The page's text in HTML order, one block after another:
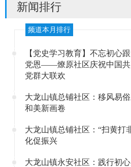
新闻排行
频道本月排行
【党史学习教育】不忘初心
党恩——燎原社区庆祝中国共
党群大联欢
大龙山镇总铺社区：移风易
和美新画卷
大龙山镇总铺社区：“扫黄打
化促振兴
大龙山镇永安社区：践行初